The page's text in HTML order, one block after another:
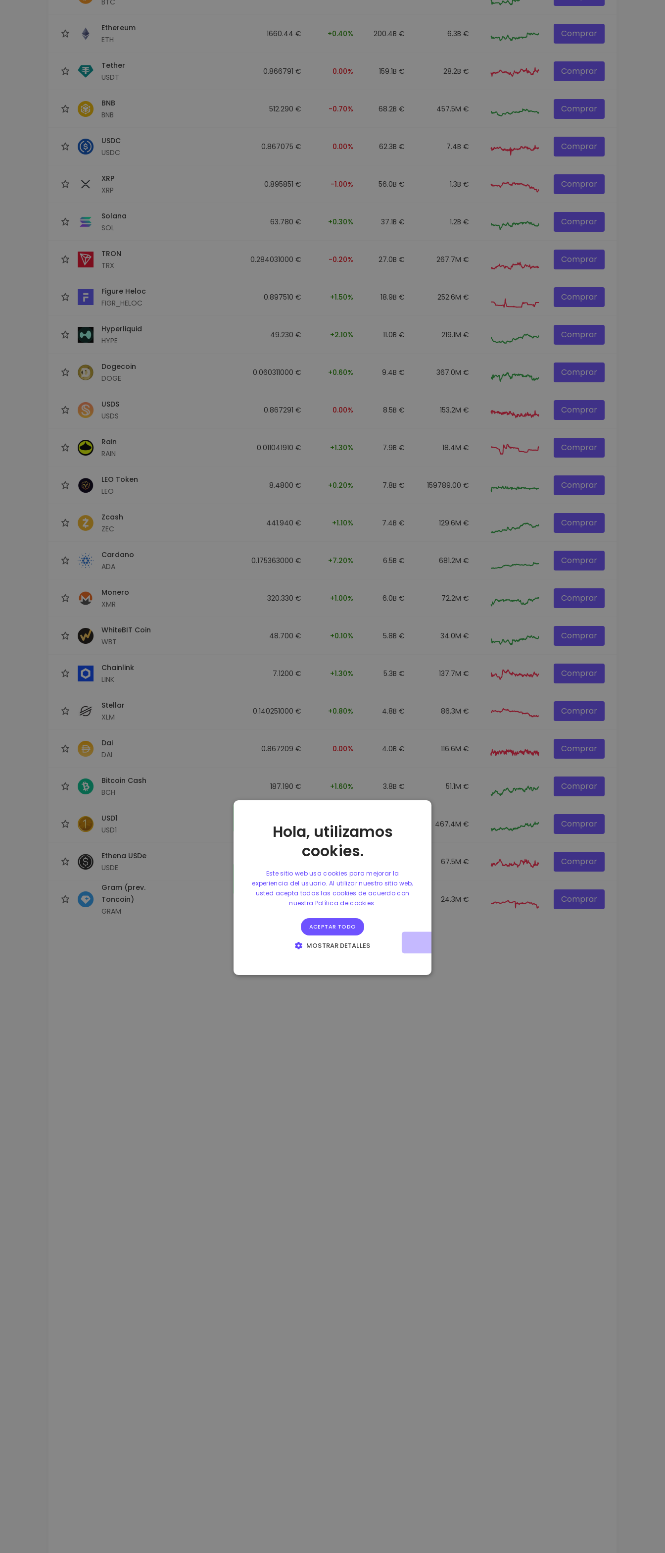
Ethereum
ETH
1660.44 € +0.40% 200.4B € 6.3B € Comprar
Tether
USDT
0.866791 € 0.00% 159.1B € 28.2B € Comprar
BNB
BNB
512.290 € -0.70% 68.2B € 457.5M € Comprar
USDC
USDC
0.867075 € 0.00% 62.3B € 7.4B € Comprar
XRP
XRP
0.895851 € -1.00% 56.0B € 1.3B € Comprar
Solana
SOL
63.780 € +0.30% 37.1B € 1.2B € Comprar
TRON
TRX
0.284031000 € -0.20% 27.0B € 267.7M € Comprar
Figure Heloc
FIGR_HELOC
0.897510 € +1.50% 18.9B € 252.6M € Comprar
Hyperliquid
HYPE
49.230 € +2.10% 11.0B € 219.1M € Comprar
Dogecoin
DOGE
0.060311000 € +0.60% 9.4B € 367.0M € Comprar
USDS
USDS
0.867291 € 0.00% 8.5B € 153.2M € Comprar
Rain
RAIN
0.011041910 € +1.30% 7.9B € 18.4M € Comprar
LEO Token
LEO
8.4800 € +0.20% 7.8B € 159789.00 € Comprar
Zcash
ZEC
441.940 € +1.10% 7.4B € 129.6M € Comprar
Cardano
ADA
0.175363000 € +7.20% 6.5B € 681.2M € Comprar
Monero
XMR
320.330 € +1.00% 6.0B € 72.2M € Comprar
WhiteBIT Coin
WBT
48.700 € +0.10% 5.8B € 34.0M € Comprar
Chainlink
LINK
7.1200 € +1.30% 5.3B € 137.7M € Comprar
Stellar
XLM
0.140251000 € +0.80% 4.8B € 86.3M € Comprar
Dai
DAI
0.867209 € 0.00% 4.0B € 116.6M € Comprar
Bitcoin Cash
BCH
187.190 € +1.60% 3.8B € 51.1M € Comprar
USD1
USD1
0.867184 € 0.00% 467.4M € Comprar
Ethena USDe
USDE
67.5M € Comprar
Gram (prev.
Toncoin)
GRAM
1.160000 € -3.00% 24.3M € Comprar
Hola, utilizamos
cookies.
Este sitio web usa cookies para mejorar la
experiencia del usuario. Al utilizar nuestro sitio web,
usted acepta todas las cookies de acuerdo con
nuestra Política de cookies.
ACEPTAR TODO
MOSTRAR DETALLES